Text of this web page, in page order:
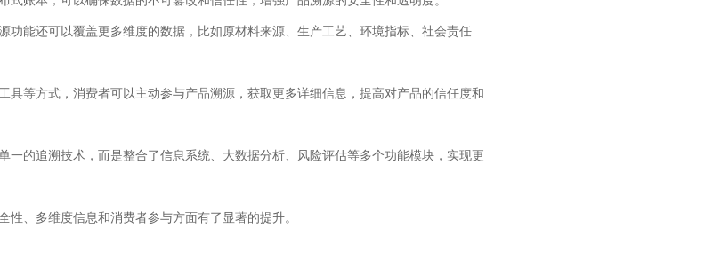
功能还可以覆盖更多维度的数据，比如原材料来源、生产工艺、环境指标、社会责任
具等方式，消费者可以主动参与产品溯源，获取更多详细信息，提高对产品的信任度和
一的追溯技术，而是整合了信息系统、大数据分析、风险评估等多个功能模块，实现更
、多维度信息和消费者参与方面有了显著的提升。